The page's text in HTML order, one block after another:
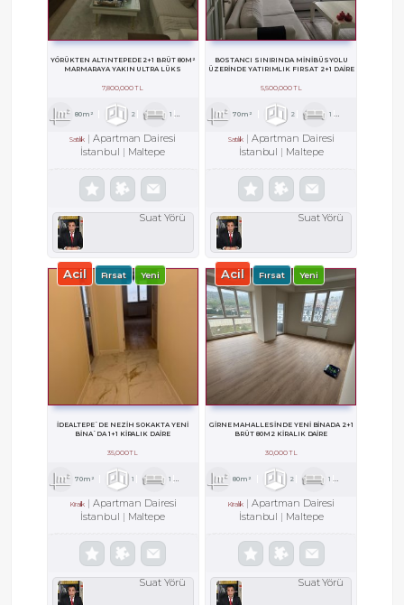
YÖRÜKTEN ALTINTEPEDE 2+1 BRÜT 80M²
MARMARAYA YAKIN ULTRA LÜKS
7,800,000 TL
80m² 2 1
Satılık
Apartman Dairesi
İstanbul
Maltepe
Suat Yörü
BOSTANCI SINIRINDA MİNİBÜSYOLU
ÜZERİNDE YATIRIMLIK FIRSAT 2+1 DAİRE
5,500,000 TL
70m² 2 1
Satılık
Apartman Dairesi
İstanbul
Maltepe
Suat Yörü
Acil Fırsat Yeni
İDEALTEPE`DE NEZİH SOKAKTA YENİ
BİNA`DA 1+1 KİRALIK DAİRE
35,000 TL
70m² 1 1
Kiralık
Apartman Dairesi
İstanbul
Maltepe
Suat Yörü
Acil Fırsat Yeni
GİRNE MAHALLESİNDE YENİ BİNADA 2+1
BRÜT 80M2 KİRALIK DAİRE
30,000 TL
80m² 2 1
Kiralık
Apartman Dairesi
İstanbul
Maltepe
Suat Yörü